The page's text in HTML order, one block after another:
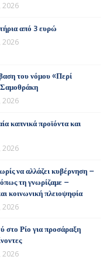
2026
από 3 ευρώ
2026
του νόμου «Περί
Σαμοθράκη
2026
καπνικά προϊόντα και
2026
να αλλάζει κυβέρνηση –
τη γνωρίζαμε –
κοινωνική πλειοψηφία
2026
στο Ρίο για προσάραξη
2026